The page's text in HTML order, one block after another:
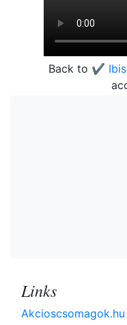
Back to ✔️ Ibis
Links
Akcioscsomagok.hu